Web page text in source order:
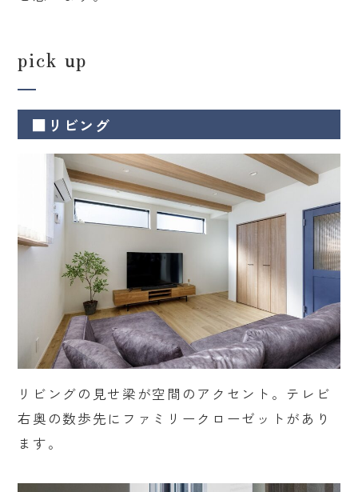
pick up
■リビング
リビングの見せ梁が空間のアクセント。テレビ
右奥の数歩先にファミリークローゼットがあり
ます。